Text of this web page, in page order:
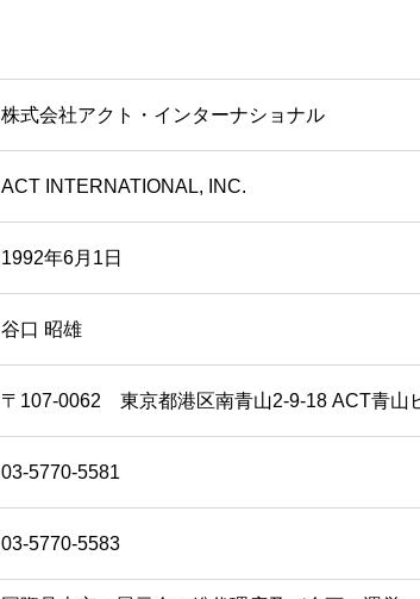
株式会社アクト・インターナショナル
ACT INTERNATIONAL, INC.
1992年6月1日
谷口 昭雄
〒107-0062 東京都港区南青山2-9-18 ACT青山
03-5770-5581
03-5770-5583